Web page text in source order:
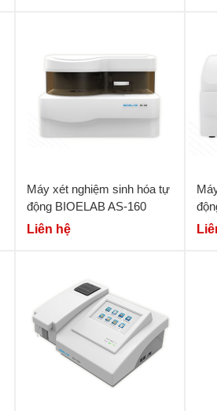
Máy xét nghiệm sinh hóa tự
động BIOELAB AS-160
Liên hệ